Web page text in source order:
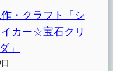
・クラフト「シ
イカー☆宝石クリ
」